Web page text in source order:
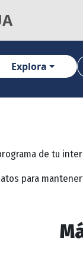
Explora
de tu
para